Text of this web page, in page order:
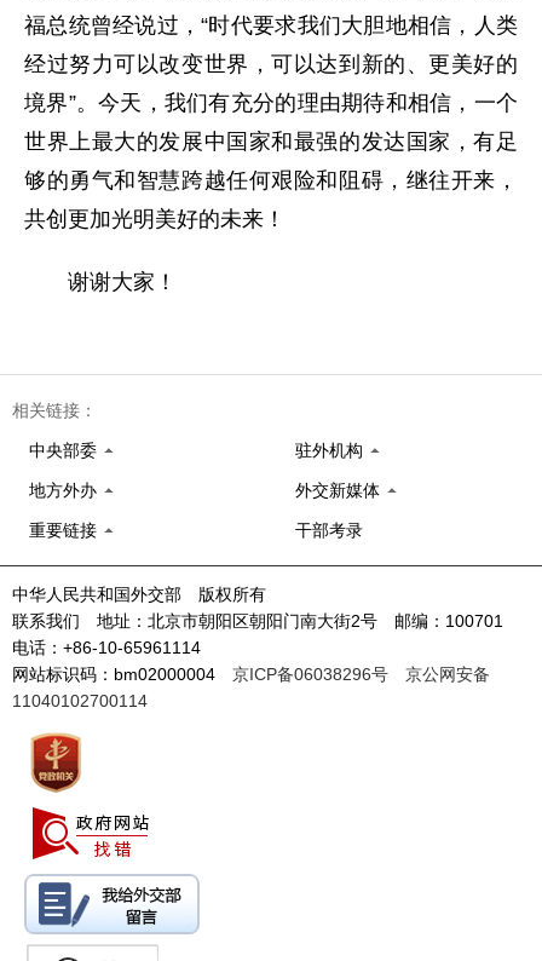
福总统曾经说过，“时代要求我们大胆地相信，人类
经过努力可以改变世界，可以达到新的、更美好的
境界”。今天，我们有充分的理由期待和相信，一个
世界上最大的发展中国家和最强的发达国家，有足
够的勇气和智慧跨越任何艰险和阻碍，继往开来，
共创更加光明美好的未来！
谢谢大家！
相关链接：
中央部委 驻外机构
地方外办 外交新媒体
重要链接 干部考录
中华人民共和国外交部 版权所有
联系我们 地址：北京市朝阳区朝阳门南大街2号 邮编：100701
电话：+86-10-65961114
网站标识码：bm02000004 京ICP备06038296号
京公网安备
11040102700114